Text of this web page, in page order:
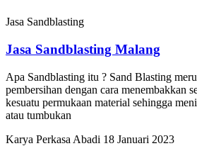
Jasa Sandblasting
Jasa Sandblasting Malang
Apa Sandblasting itu ? Sand Blasting
pembersihan dengan cara menembakkan
kesuatu permukaan material sehingga
atau tumbukan
Karya Perkasa Abadi 18 Januari 2023